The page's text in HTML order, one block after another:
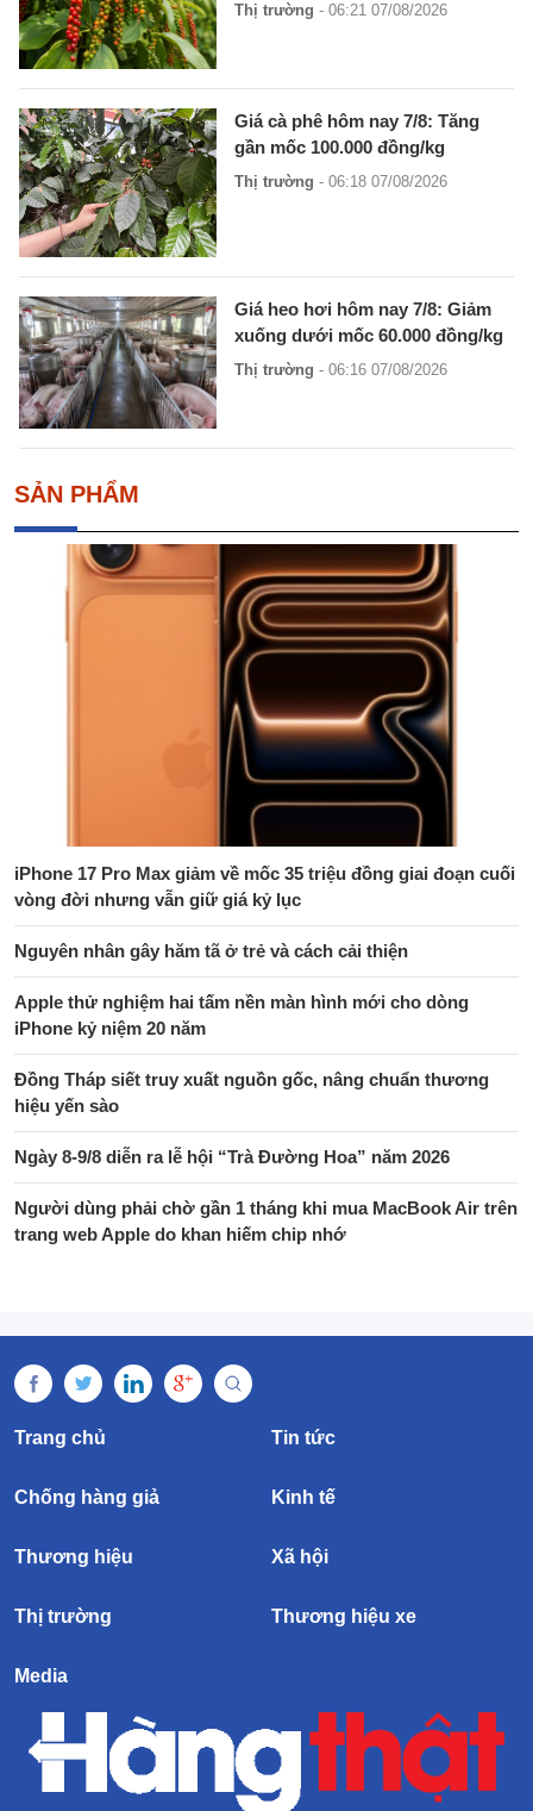
Thị trường - 06:21 07/08/2026
Giá cà phê hôm nay 7/8: Tăng
gần mốc 100.000 đồng/kg
Thị trường - 06:18 07/08/2026
Giá heo hơi hôm nay 7/8: Giảm
xuống dưới mốc 60.000 đồng/kg
Thị trường - 06:16 07/08/2026
SẢN PHẨM
iPhone 17 Pro Max giảm về mốc 35 triệu đồng giai đoạn cuối
vòng đời nhưng vẫn giữ giá kỷ lục
Nguyên nhân gây hăm tã ở trẻ và cách cải thiện
Apple thử nghiệm hai tấm nền màn hình mới cho dòng
iPhone kỷ niệm 20 năm
Đồng Tháp siết truy xuất nguồn gốc, nâng chuẩn thương
hiệu yến sào
Ngày 8-9/8 diễn ra lễ hội “Trà Đường Hoa” năm 2026
Người dùng phải chờ gần 1 tháng khi mua MacBook Air trên
trang web Apple do khan hiếm chip nhớ
Trang chủ Tin tức
Chống hàng giả Kinh tế
Thương hiệu Xã hội
Thị trường Thương hiệu xe
Media